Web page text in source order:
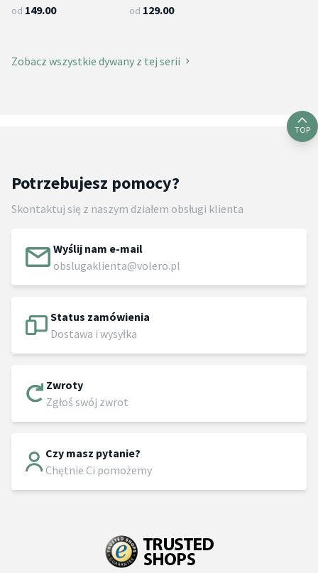
od 149.00 od 129.00
Zobacz wszystkie dywany z tej serii
TOP
Potrzebujesz pomocy?
Skontaktuj się z naszym działem obsługi klienta
Wyślij nam e-mail
obslugaklienta@volero.pl
Status zamówienia
Dostawa i wysyłka
Zwroty
Zgłoś swój zwrot
Czy masz pytanie?
Chętnie Ci pomożemy